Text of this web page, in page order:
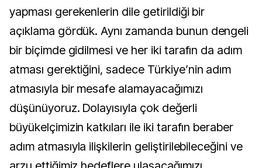
yapması gerekenlerin dile getirildiği bir
açıklama gördük. Aynı zamanda bunun dengeli
bir biçimde gidilmesi ve her iki tarafın da adım
atması gerektiğini, sadece Türkiye’nin adım
atmasıyla bir mesafe alamayacağımızı
düşünüyoruz. Dolayısıyla çok değerli
büyükelçimizin katkıları ile iki tarafın beraber
adım atmasıyla ilişkilerin geliştirilebileceğini ve